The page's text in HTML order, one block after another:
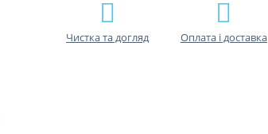
Чистка та догляд Оплата і доставка